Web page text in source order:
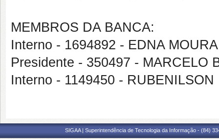
MEMBROS DA BANCA:
Interno - 1694892 - EDNA
Presidente - 350497 - MARCELO
Interno - 1149450 -
SIGAA | Superintendência de Tecnologia da Informação - (84)